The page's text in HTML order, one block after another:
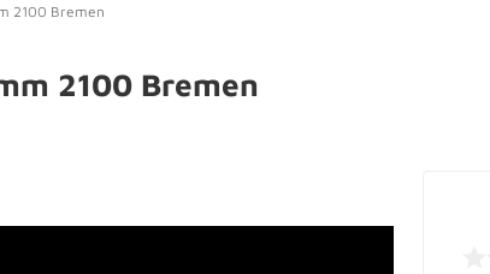
2100 Bremen
2100 Bremen
Eletrica